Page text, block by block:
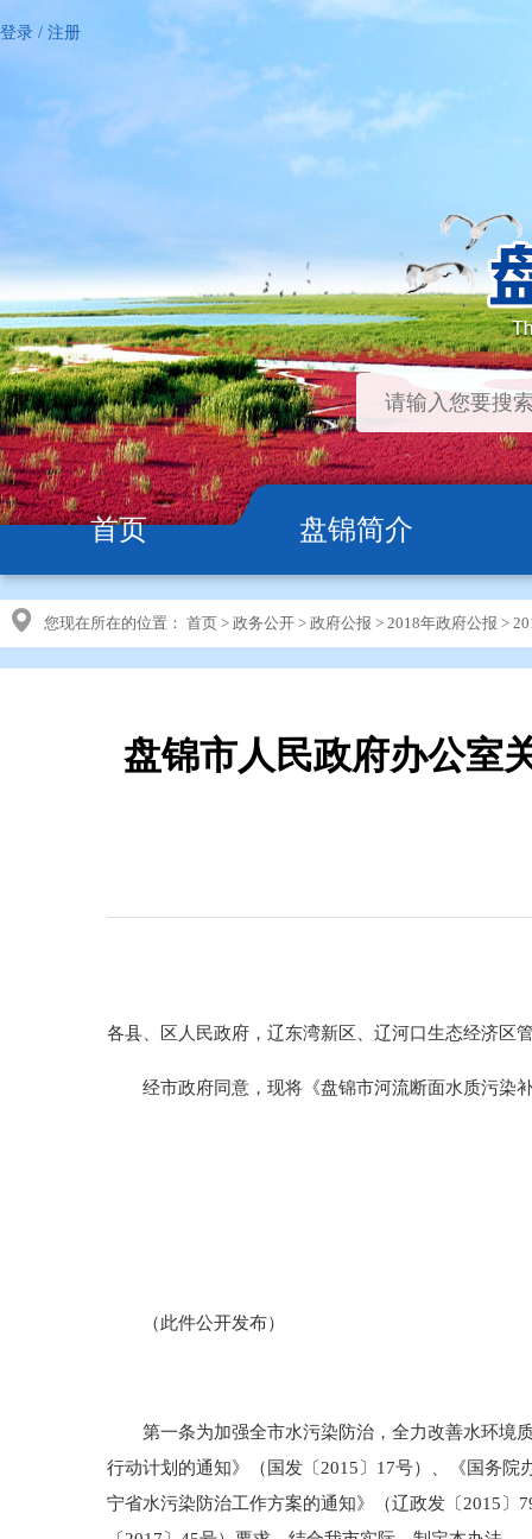
登录 / 注册
首页 盘锦简介
您现在所在的位置： 首页 > 政务公开 > 政府公报 > 2018年政府公报 >
盘锦市人民政府办公室
各县、区人民政府，辽东湾新区、辽河口生态经济区
经市政府同意，现将《盘锦市河流断面水质污染
（此件公开发布）
第一条为加强全市水污染防治，全力改善水环境质
行动计划的通知》（国发〔2015〕17号）、《国务
宁省水污染防治工作方案的通知》（辽政发〔2015